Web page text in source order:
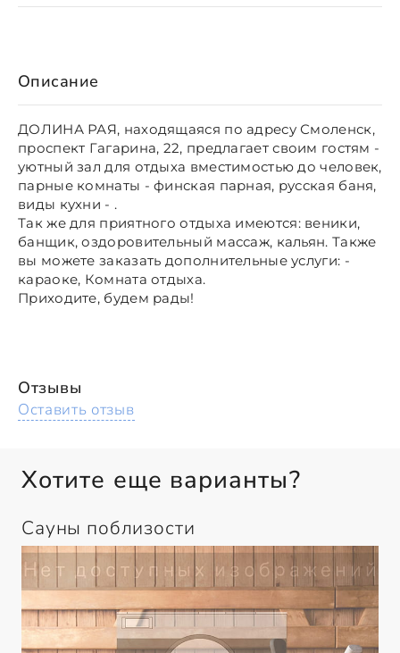
Описание
ДОЛИНА РАЯ, находящаяся по адресу Смоленск,
проспект Гагарина, 22, предлагает своим гостям -
уютный зал для отдыха вместимостью до человек,
парные комнаты - финская парная, русская баня,
виды кухни - .
Так же для приятного отдыха имеются: веники,
банщик, оздоровительный массаж, кальян. Также
вы можете заказать дополнительные услуги: -
караоке, Комната отдыха.
Приходите, будем рады!
Отзывы
Оставить отзыв
Хотите еще варианты?
Сауны поблизости